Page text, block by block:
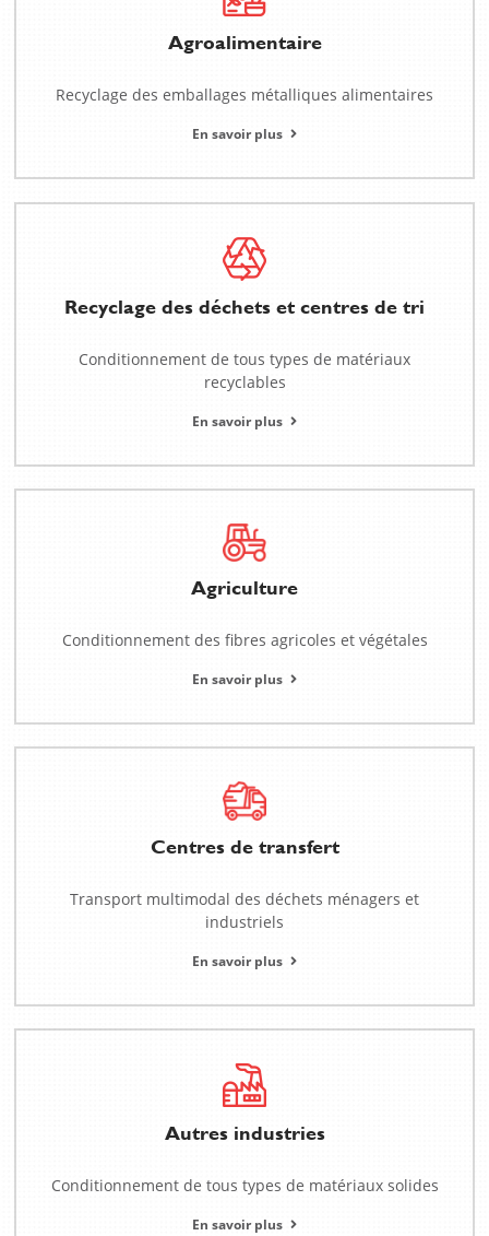
Agroalimentaire
Recyclage des emballages métalliques alimentaires
En savoir plus
Recyclage des déchets et centres de tri
Conditionnement de tous types de matériaux
recyclables
En savoir plus
Agriculture
Conditionnement des fibres agricoles et végétales
En savoir plus
Centres de transfert
Transport multimodal des déchets ménagers et
industriels
En savoir plus
Autres industries
Conditionnement de tous types de matériaux solides
En savoir plus